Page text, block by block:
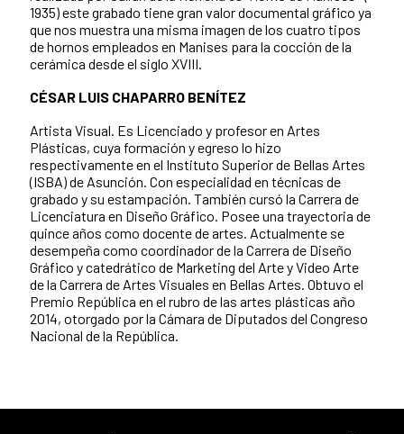
1935) este grabado tiene gran valor documental gráfico ya
que nos muestra una misma imagen de los cuatro tipos
de hornos empleados en Manises para la cocción de la
cerámica desde el siglo XVIII.
CÉSAR LUIS CHAPARRO BENÍTEZ
Artista Visual. Es Licenciado y profesor en Artes
Plásticas, cuya formación y egreso lo hizo
respectivamente en el Instituto Superior de Bellas Artes
(ISBA) de Asunción. Con especialidad en técnicas de
grabado y su estampación. También cursó la Carrera de
Licenciatura en Diseño Gráfico. Posee una trayectoria de
quince años como docente de artes. Actualmente se
desempeña como coordinador de la Carrera de Diseño
Gráfico y catedrático de Marketing del Arte y Video Arte
de la Carrera de Artes Visuales en Bellas Artes. Obtuvo el
Premio República en el rubro de las artes plásticas año
2014, otorgado por la Cámara de Diputados del Congreso
Nacional de la República.